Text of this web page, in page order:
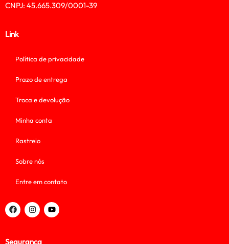
CNPJ: 45.665.309/0001-39
Link
Política de privacidade
Prazo de entrega
Troca e devolução
Minha conta
Rastreio
Sobre nós
Entre em contato
Segurança